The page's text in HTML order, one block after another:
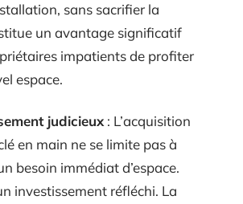
sans sacrifier la
un avantage significatif
impatients de profiter
espace.
judicieux : L’acquisition
en main ne se limite pas à
besoin immédiat d’espace.
investissement réfléchi. La